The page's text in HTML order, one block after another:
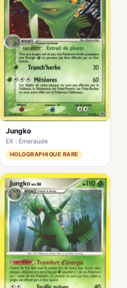
Jungko
EX : Émeraude
HOLOGRAPHIQUE RARE